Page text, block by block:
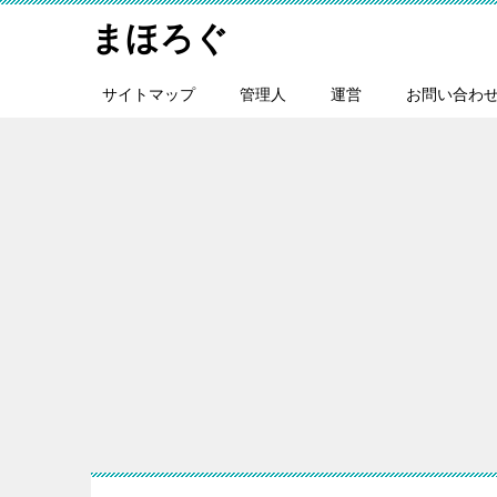
まほろぐ
サイトマップ 管理人 運営 お問い合わ